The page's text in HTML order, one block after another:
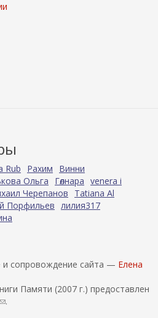
Rub Рахим
Винни
Ольга Гөлнара venera i
Черепанов
Tatiana Al
Порфильев лилия317
и сопровождение сайта — Елена
Памяти (2007 г.) предоставлен
( .